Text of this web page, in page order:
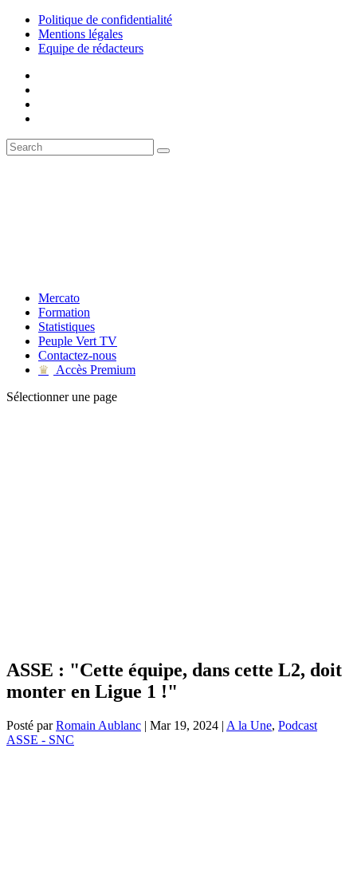
Politique de confidentialité
Mentions légales
Equipe de rédacteurs
Mercato
Formation
Statistiques
Peuple Vert TV
Contactez-nous
♛
Accès Premium
Sélectionner une page
ASSE : "Cette équipe, dans cette L2, doit
monter en Ligue 1 !"
Posté parRomain Aublanc | Mar 19, 2024 | A la Une, Podcast
ASSE - SNC